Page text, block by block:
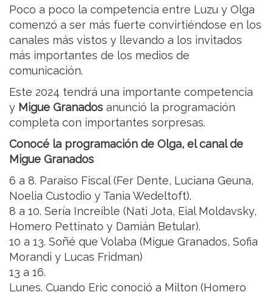
Poco a poco la competencia entre Luzu y Olga
comenzó a ser más fuerte convirtiéndose en los
canales más vistos y llevando a los invitados
más importantes de los medios de
comunicación.
Este 2024 tendrá una importante competencia
y Migue Granados anunció la programación
completa con importantes sorpresas.
Conocé la programación de Olga, el canal de
Migue Granados
6 a 8. Paraíso Fiscal (Fer Dente, Luciana Geuna,
Noelia Custodio y Tania Wedeltoft).
8 a 10. Sería Increíble (Nati Jota, Eial Moldavsky,
Homero Pettinato y Damián Betular).
10 a 13. Soñé que Volaba (Migue Granados, Sofia
Morandi y Lucas Fridman)
13 a 16.
Lunes. Cuando Eric conoció a Milton (Homero